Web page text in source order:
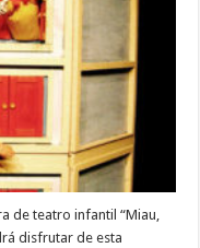
teatro
“Miau,
guau,
kikiriki”
de teatro infantil “Miau,
disfrutar de esta